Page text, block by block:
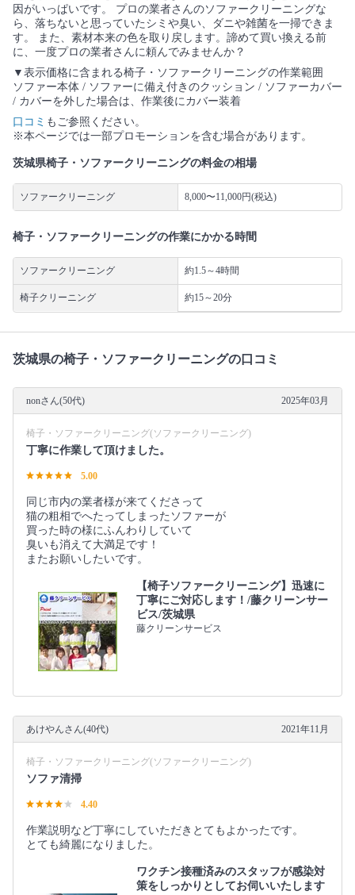
因がいっぱいです。 プロの業者さんのソファークリーニングな
ら、落ちないと思っていたシミや臭い、ダニや雑菌を一掃できま
す。 また、素材本来の色を取り戻します。諦めて買い換える前
に、一度プロの業者さんに頼んでみませんか？
▼表示価格に含まれる椅子・ソファークリーニングの作業範囲
ソファー本体 / ソファーに備え付きのクッション / ソファーカバー
/ カバーを外した場合は、作業後にカバー装着
口コミ もご参照ください。
※本ページでは一部プロモーションを含む場合があります。
茨城県椅子・ソファークリーニングの料金の相場
ソファークリーニング 8,000〜11,000円(税込)
椅子・ソファークリーニングの作業にかかる時間
ソファークリーニング 約1.5～4時間
椅子クリーニング 約15～20分
茨城県の椅子・ソファークリーニングの口コミ
nonさん(50代) 2025年03月
椅子・ソファークリーニング(ソファークリーニング)
丁寧に作業して頂けました。
5.00
同じ市内の業者様が来てくださって
猫の粗相でへたってしまったソファーが
買った時の様にふんわりしていて
臭いも消えて大満足です！
またお願いしたいです。
【椅子ソファークリーニング】迅速に
丁寧にご対応します！/藤クリーンサー
ビス/茨城県
藤クリーンサービス
あけやんさん(40代) 2021年11月
椅子・ソファークリーニング(ソファークリーニング)
ソファ清掃
4.40
作業説明など丁寧にしていただきとてもよかったです。
とても綺麗になりました。
ワクチン接種済みのスタッフが感染対
策をしっかりとしてお伺いいたします